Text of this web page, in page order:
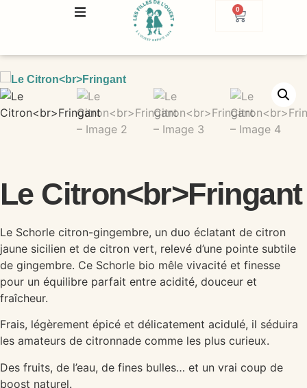
0
Le Citron<br>Fringant
Le Schorle citron-gingembre, un duo éclatant de citron
jaune sicilien et de citron vert, relevé d’une pointe subtile
de gingembre. Ce Schorle bio mêle vivacité et finesse
pour un équilibre parfait entre acidité, douceur et
fraîcheur.
Frais, légèrement épicé et délicatement acidulé, il séduira
les amateurs de citronnade comme les plus curieux.
Des fruits, de l’eau, de fines bulles… et un vrai coup de
boost naturel.